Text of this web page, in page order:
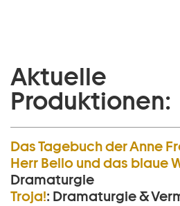
Aktuelle
Produktionen:
Das Tagebuch der Anne
Herr Bello und das blaue
Dramaturgie
Troja!: Dramaturgie &